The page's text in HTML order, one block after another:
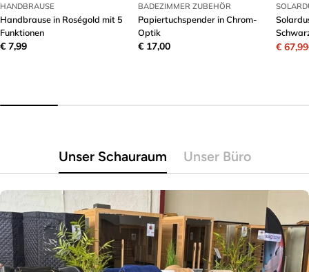
HANDBRAUSE
Handbrause in Roségold mit 5
Funktionen
Regulärer
€ 7,99
BADEZIMMER ZUBEHÖR
Papiertuchspender in Chrom-
Optik
Regulärer
€ 17,00 € 67,99
Unser Schauraum Unser Büro